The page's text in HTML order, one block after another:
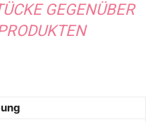
GEGENÜBER